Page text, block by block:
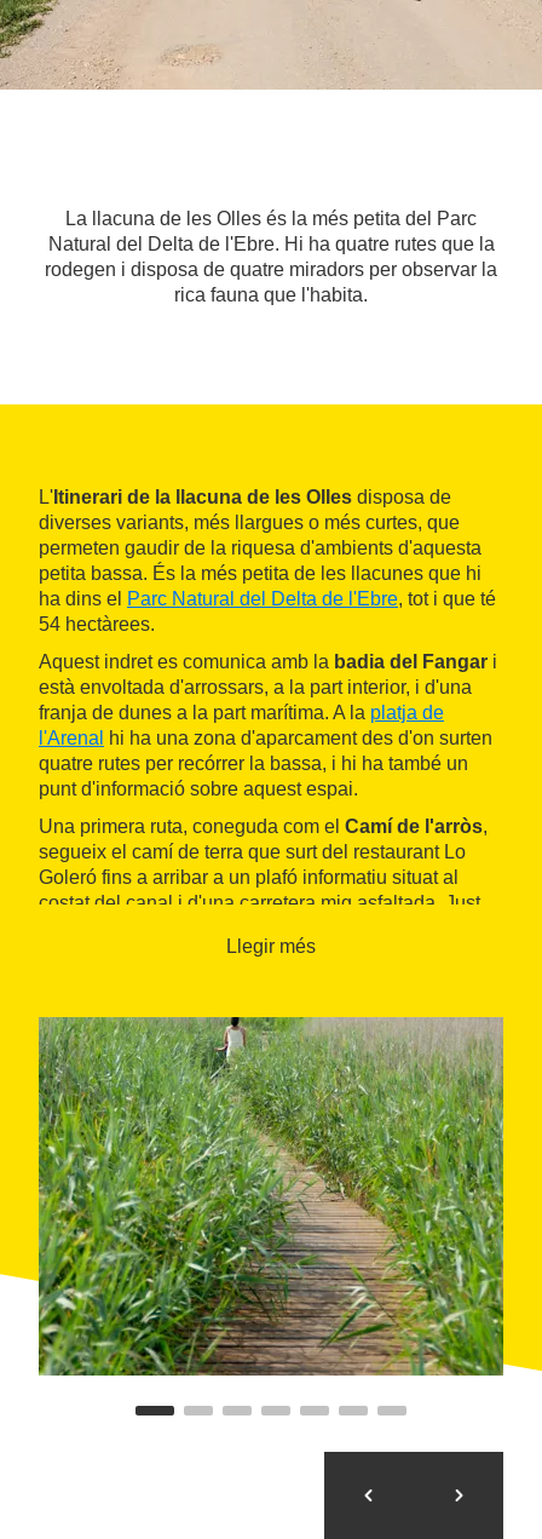
La llacuna de les Olles és la més petita del Parc
Natural del Delta de l'Ebre. Hi ha quatre rutes que la
rodegen i disposa de quatre miradors per observar la
rica fauna que l'habita.
L' Itinerari de la llacuna de les Olles disposa de
diverses variants, més llargues o més curtes, que
permeten gaudir de la riquesa d'ambients d'aquesta
petita bassa. És la més petita de les llacunes que hi
ha dins el Parc Natural del Delta de l'Ebre, tot i que té
54 hectàrees.
Aquest indret es comunica amb la badia del Fangar i
està envoltada d'arrossars, a la part interior, i d'una
franja de dunes a la part marítima. A la platja de
l'Arenal
hi ha una zona d'aparcament des d'on surten
quatre rutes per recórrer la bassa, i hi ha també un
punt d'informació sobre aquest espai.
Una primera ruta, coneguda com el Camí de l'arròs,
segueix el camí de terra que surt del restaurant Lo
Goleró fins a arribar a un plafó informatiu situat al
costat del canal i d'una carretera mig asfaltada. Just
i enllaçar amb una altra ruta:Entre llacuna i
agafar el camí que surt a mà esquerra des de la zona
del restaurant, seguir el camí que queda a la dreta i
anar vorejant en tot moment la bassa, que ens queda
a l'esquerra, fins que tornem a trobar la platja. Aquesta
ruta disposa de diverses entrades que s'acosten a la
riba de la llacuna, a tocar de l'aigua. També tétres
miradors, equipats amb unapassarel·la de fusta
adaptada, des d'on es poden veure flamencs,
esplugabous o serretes, entre altres aus.
També hi ha altres rutes, com la que recorre la platja
de dunes, on també hi ha un mirador, o camins entre
els arrossars. Com que elterreny del Delta és pla, és
fàcil desplaçar-s'hi, i els camins de terra estan cuidats.
Llegir més